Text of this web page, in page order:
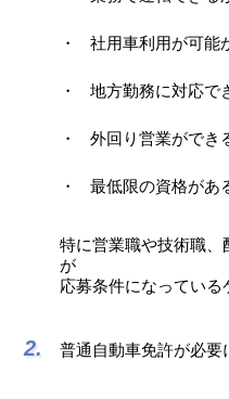
社用車利用が可能
地方勤務に対応で
外回り営業ができ
最低限の資格があ
特に営業職や技術職
が
応募条件になっている
普通自動車免許が必要